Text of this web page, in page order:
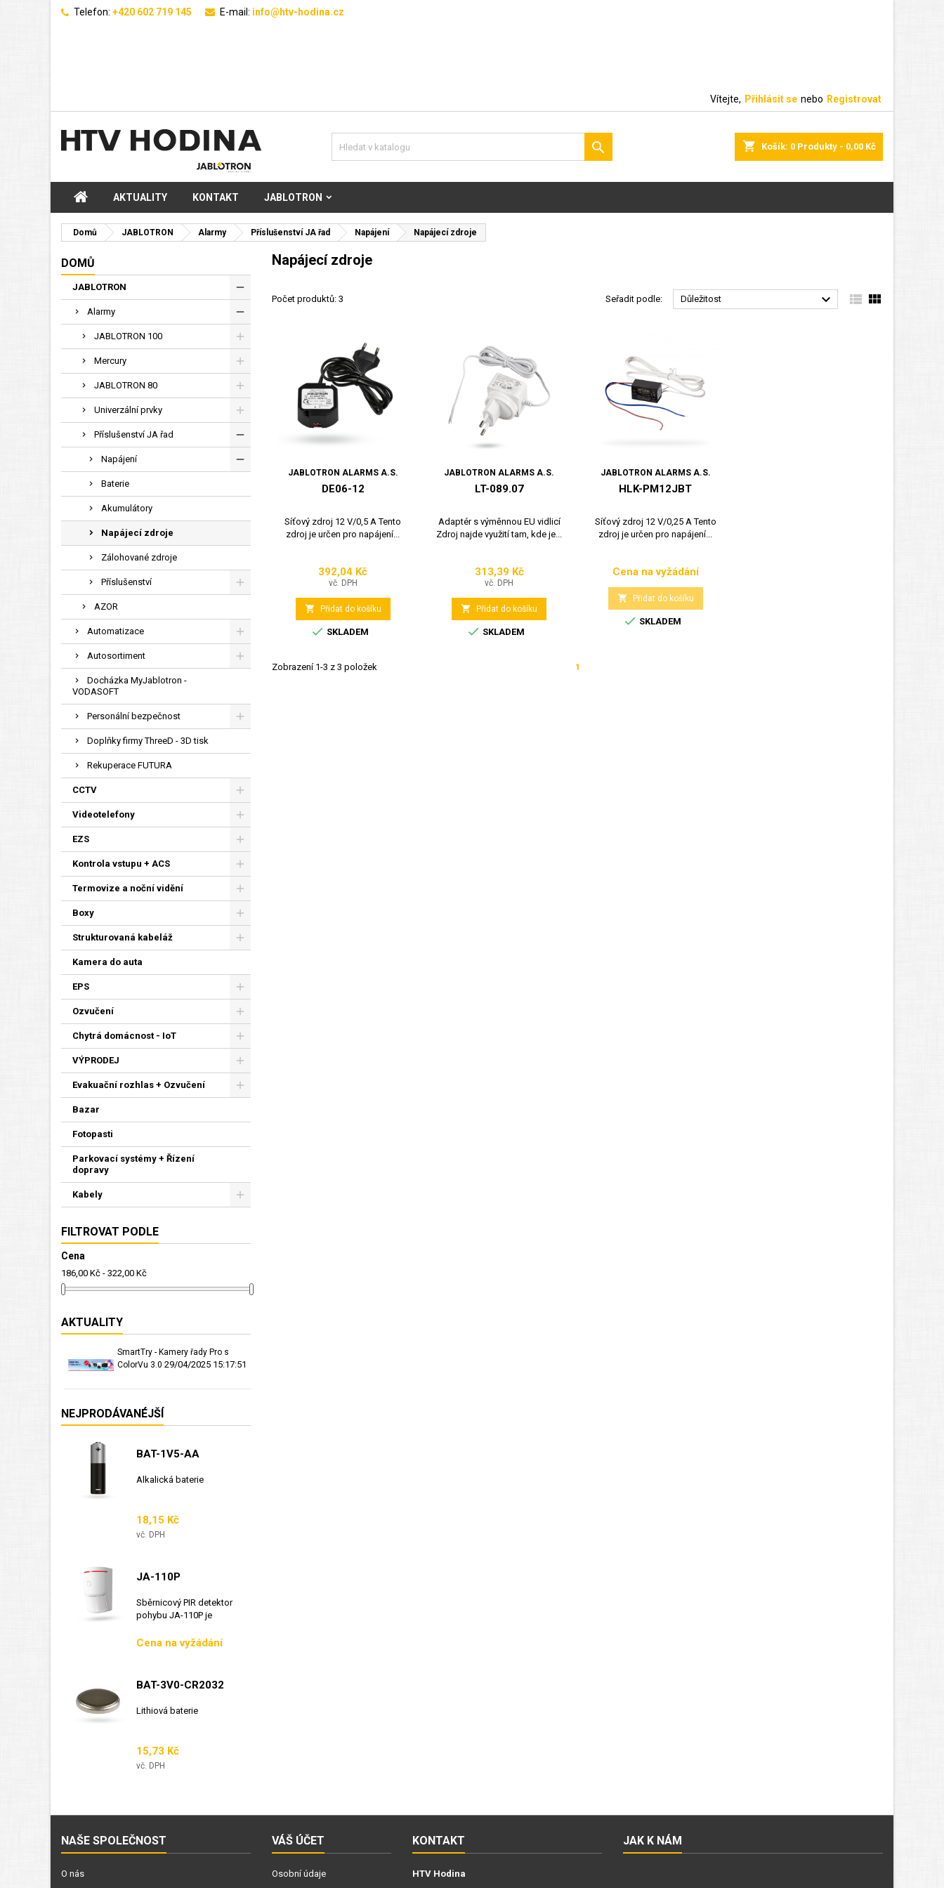
Telefon: +420 602 719 145 E-mail: info@htv-hodina.cz
Vítejte, Přihlásit se nebo Registrovat
shopping_cart Košík: 0 Produkty - 0,00 Kč

AKTUALITY KONTAKT JABLOTRON
Domů JABLOTRON Alarmy Příslušenství JA řad Napájení Napájecí zdroje
DOMŮ
JABLOTRON
Alarmy
JABLOTRON 100
Mercury
JABLOTRON 80
Univerzální prvky
Příslušenství JA řad
Napájení
Baterie
Akumulátory
Napájecí zdroje
Zálohované zdroje
Příslušenství
AZOR
Automatizace
Autosortiment
Docházka MyJablotron -
VODASOFT
Personální bezpečnost
Doplňky firmy ThreeD - 3D tisk
Rekuperace FUTURA
CCTV
Videotelefony
EZS
Kontrola vstupu + ACS
Termovize a noční vidění
Boxy
Strukturovaná kabeláž
Kamera do auta
EPS
Ozvučení
Chytrá domácnost - IoT
VÝPRODEJ
Evakuační rozhlas + Ozvučení
Bazar
Fotopasti
Parkovací systémy + Řízení
dopravy
Kabely
FILTROVAT PODLE
Cena
186,00 Kč - 322,00 Kč
AKTUALITY
SmartTry - Kamery řady Pro s
ColorVu 3.0 29/04/2025 15:17:51
NEJPRODÁVANÉJŠÍ
BAT-1V5-AA
Alkalická baterie
Cena
18,15 Kč
vč. DPH
JA-110P
Sběrnicový PIR detektor
pohybu JA-110P je
Cena
Cena na vyžádání
BAT-3V0-CR2032
Lithiová baterie
Cena
15,73 Kč
vč. DPH
Napájecí zdroje
Počet produktů: 3 Seřadit podle: Důležitost   
JABLOTRON ALARMS A.S.
DE06-12
Síťový zdroj 12 V/0,5 A Tento
zdroj je určen pro napájení...
Cena
392,04 Kč
vč. DPH
 Přidat do košíku
 SKLADEM
JABLOTRON ALARMS A.S.
LT-089.07
Adaptér s výměnnou EU vidlicí
Zdroj najde využití tam, kde je...
Cena
313,39 Kč
vč. DPH
 Přidat do košíku
 SKLADEM
JABLOTRON ALARMS A.S.
HLK-PM12JBT
Síťový zdroj 12 V/0,25 A Tento
zdroj je určen pro napájení...
Cena
Cena na vyžádání
 Přidat do košíku
 SKLADEM
Zobrazení 1-3 z 3 položek 1
NAŠE SPOLEČNOST
O nás
VÁŠ ÚČET
Osobní údaje
KONTAKT
HTV Hodina
JAK K NÁM